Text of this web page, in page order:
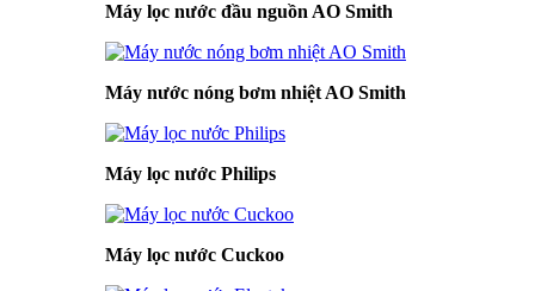
Máy lọc nước đầu nguồn AO Smith
Máy nước nóng bơm nhiệt AO Smith
Máy lọc nước Philips
Máy lọc nước Cuckoo